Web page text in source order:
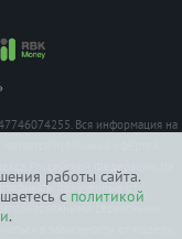
работы сайта.
с политикой
.
Вся информация на
Российской Федерации. На
полученные от
сервисными
в зависимости от модели.